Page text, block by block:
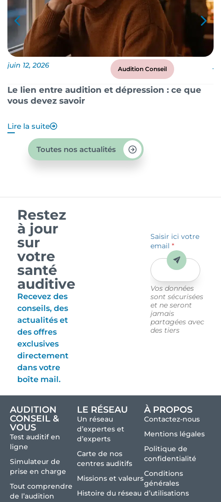
juin 12, 2026 Audition Conseil
Le lien entre audition et dépression : ce que
vous devez savoir
Lire la suite
Toutes nos actualités
Restez
à jour
sur
votre
santé
auditive
Recevez des
conseils, des
actualités et
des offres
exclusives
directement
dans votre
boîte mail.
Saisir ici votre
email*
Vos données
sont sécurisées
et ne seront
jamais
partagées avec
des tiers
Envoyer
AUDITION
CONSEIL &
VOUS
Test auditif en
ligne
Simulateur de
prise en charge
Tout comprendre
de l’audition
LE RÉSEAU
Un réseau
d’expertes et
d’experts
Carte de nos
centres auditifs
Missions et valeurs
Histoire du réseau
À PROPOS
Contactez-nous
Mentions légales
Politique de
confidentialité
Conditions
générales
d’utilisations